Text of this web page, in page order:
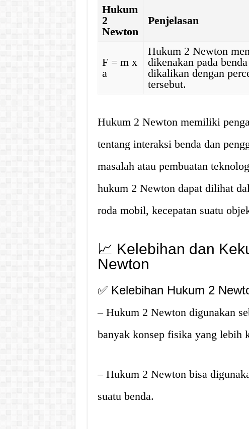
Hukum
2
Newton
Penjelasan
F = m x
a
Hukum 2 Newton
dikenakan pada
dikalikan dengan
tersebut.
Hukum 2 Newton memiliki
tentang interaksi benda dan
masalah atau pembuatan
hukum 2 Newton dapat dilihat
roda mobil, kecepatan suatu
📈 Kelebihan dan
Newton
✅ Kelebihan Hukum 2
– Hukum 2 Newton digunakan
banyak konsep fisika yang lebih
– Hukum 2 Newton bisa
suatu benda.